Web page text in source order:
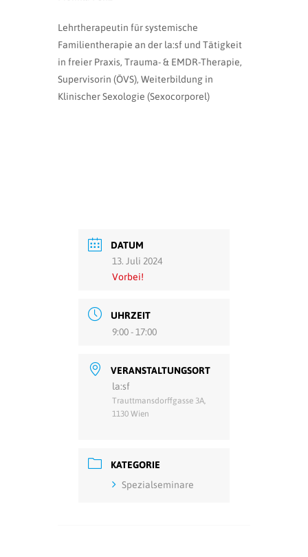
Lehrtherapeutin für systemische
Familientherapie an der la:sf und Tätigkeit
in freier Praxis, Trauma- & EMDR-Therapie,
Supervisorin (ÖVS), Weiterbildung in
Klinischer Sexologie (Sexocorporel)
DATUM
13. Juli 2024
Vorbei!
UHRZEIT
9:00 - 17:00
VERANSTALTUNGSORT
la:sf
Trauttmansdorffgasse 3A,
1130 Wien
KATEGORIE
Spezialseminare